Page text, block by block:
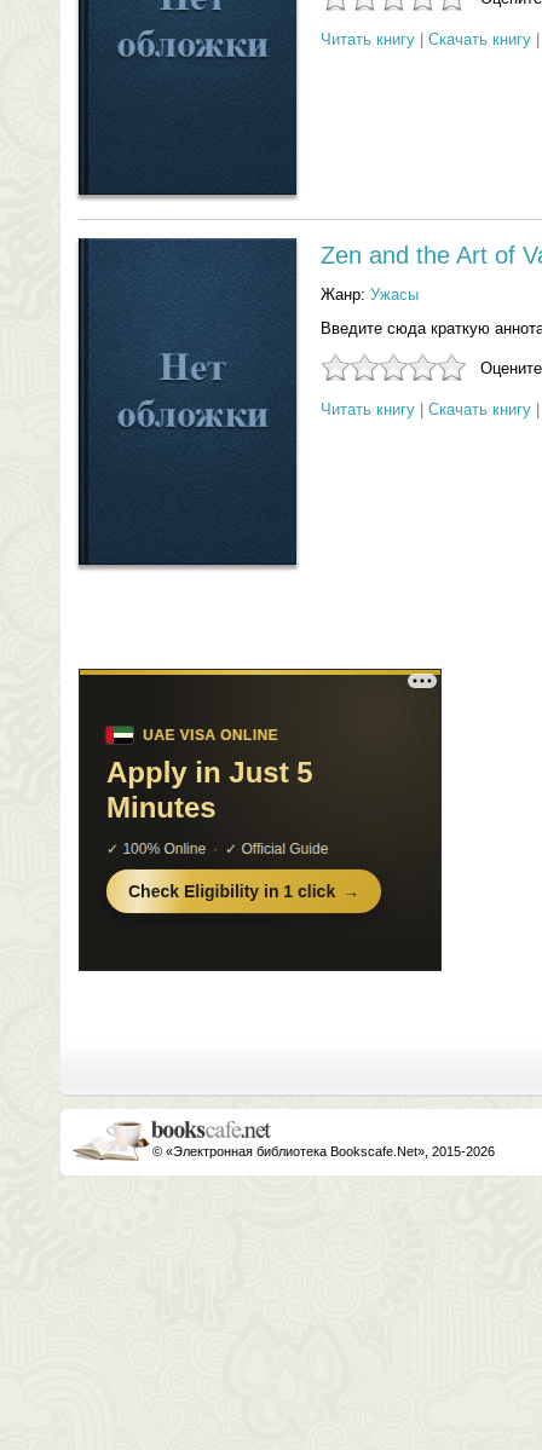
Читать книгу Скачать книгу
Zen and the Art of
Жанр: Ужасы
Введите сюда краткую
Читать книгу Скачать книгу
© «Электронная библиотека Bookscafe.Net», 2015-2026